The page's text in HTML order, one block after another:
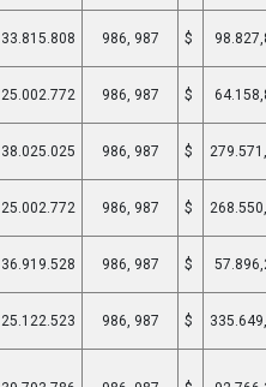
33.815.808 986, 987 $
25.002.772 986, 987 $
38.025.025 986, 987 $
25.002.772 986, 987 $
36.919.528 986, 987 $
25.122.523 986, 987 $